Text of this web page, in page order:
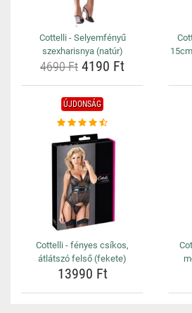
Cottelli - Selyemfényű
szexharisnya (natúr)
4690 Ft 4190 Ft
ÚJDONSÁG
Cottelli - fényes csíkos,
átlátszó felső (fekete)
13990 Ft